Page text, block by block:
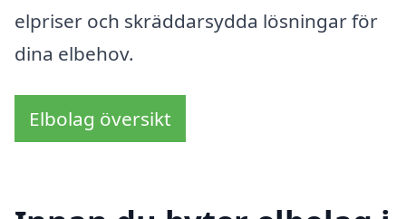
elpriser och skräddarsydda lösningar för
dina elbehov.
Elbolag översikt